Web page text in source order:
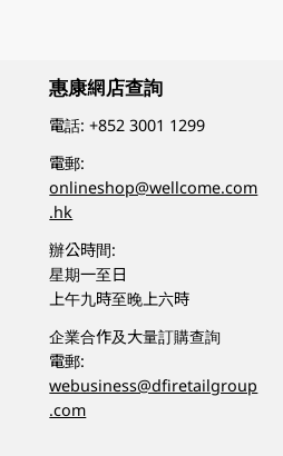
惠康網店查詢
電話:+852 3001 1299
電郵:
onlineshop@wellcome.com
.hk
辦公時間:
星期一至日
上午九時至晚上六時
企業合作及大量訂購查詢
電郵:
webusiness@dfiretailgroup
.com